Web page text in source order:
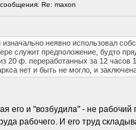
Re: maxon
неявно использовал
служит предположение, будто
20 ф. переработанных за 12
нет и быть не могло, и
его и "возбудила" - не
рабочего. И его труд